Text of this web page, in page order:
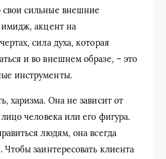
сильные внешние
акцент на
сила духа, которая
и во внешнем образе, – это
инструменты.
харизма. Она не зависит от
человека или его фигура.
людям, она всегда
Чтобы заинтересовать клиента